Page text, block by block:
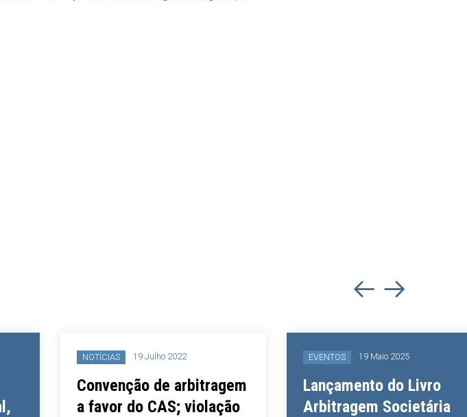
NOTÍCIAS 19 Julho 2022
Convenção de arbitragem
a favor do CAS; violação
EVENTOS 19 Maio 2025
Lançamento do Livro
Arbitragem Societária